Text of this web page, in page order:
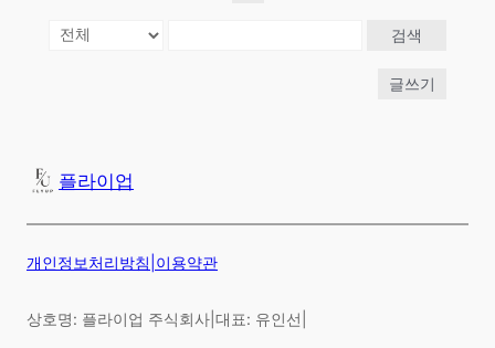
검색
글쓰기
플라이업
개인정보처리방침 이용약관
상호명: 플라이업 주식회사 대표: 유인선